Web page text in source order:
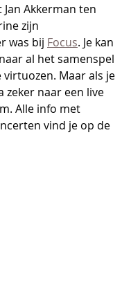
Akkerman ten
zijn
was bij Focus. Je kan
al het samenspel
Maar als je
zeker naar een live
Alle info met
vind je op de